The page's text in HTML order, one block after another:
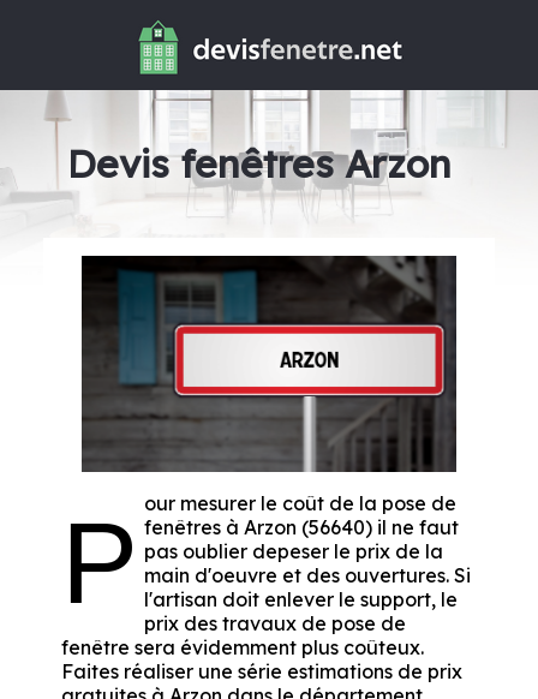
Devis fenêtres Arzon
P our mesurer le coût de la pose de
fenêtres à Arzon (56640) il ne faut
pas oublier depeser le prix de la
main d'oeuvre et des ouvertures. Si
l'artisan doit enlever le support, le
prix des travaux de pose de
fenêtre sera évidemment plus coûteux.
Faites réaliser une série estimations de prix